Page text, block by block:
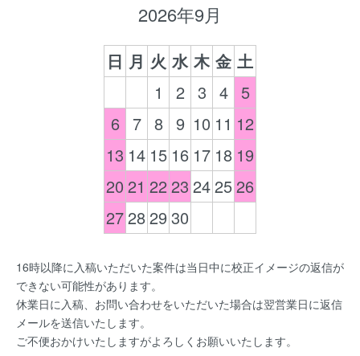
2026年9月
日 月 火 水 木 金 土
1
2 3 4 5
6
7 8 9 10 11 12
13 14 15 16 17 18 19
20 21 22 23 24 25 26
27 28 2930
16時以降に入稿いただいた案件は当日中に校正イメージの返信が
できない可能性があります。
休業日に入稿、お問い合わせをいただいた場合は翌営業日に返信
メールを送信いたします。
ご不便おかけいたしますがよろしくお願いいたします。